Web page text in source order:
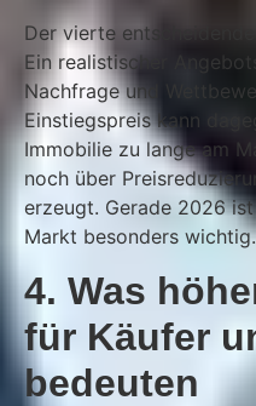
Der vierte
Ein realistischer
Nachfrage und
Einstiegspreis kann
Immobilie zu lange am
noch über
erzeugt. Gerade 2026 ist
Markt besonders wichtig.
4. Was
für Käufer
bedeuten